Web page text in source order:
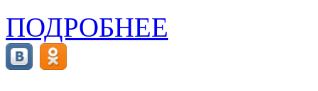
ПОДРОБНЕЕ